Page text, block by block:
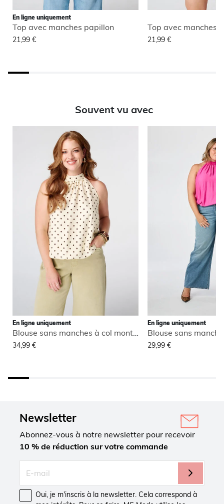
En ligne uniquement
Top avec manches papillon
21,99 €
Top avec manches
21,99 €
Souvent vu avec
En ligne uniquement
Blouse sans manches à col montant
34,99 €
En ligne uniquement
29,99 €
Newsletter
Abonnez-vous à notre newsletter pour recevoir
10 % de réduction sur votre commande
Oui, je m'inscris à la newsletter. Cela correspond à